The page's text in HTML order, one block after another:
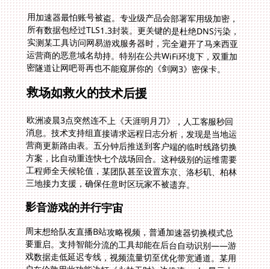
用加速器最怕账号被盗。专业级产品会部署军用级加密，
所有数据包经过TLS1.3封装。更关键的是杜绝DNS污染，
实测某工具访问网易游戏服务器时，完全避开了马来西亚
运营商的恶意域名劫持。特别在公共WiFi环境下，双重加
密隧道让网吧哥再也不能窥屏你的《剑网3》密保卡。
救场如救火的技术后援
欧洲凌晨3点突然连不上《天涯明月刀》，人工客服秒回
消息。技术支持组直接请求远程日志分析，发现是当地运
营商更新路由表。五分钟后推送到客户端的临时线路切换
方案，比自动重连快七个战场回合。这种级别的运维需要
工程师全天候轮值，某团队甚至设置东京、洛杉矶、柏林
三地接力支援，确保任意时区玩家不被遗弃。
影音游戏的并行宇宙
周末想给队友直播B站攻略视频，普通加速器切换模式总
要重启。支持智能分流的工具却能在后台自动识别——游
戏数据走低延迟专线，视频流量切至优化带宽通道。某用
户在伦敦用此功能边打《永劫无时》边推流，obs显示上
传延迟始终低于20ms。连看芒果TV追剧都彻底告别加载